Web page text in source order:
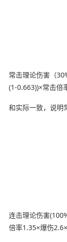
常击理论伤害（
(1-0.663))×常击倍
和实际一致，说明
连击理论伤害
倍率1.35×爆伤